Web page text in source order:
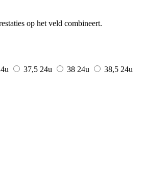
op het veld combineert.
37,5 24u 38 24u 38,5 24u